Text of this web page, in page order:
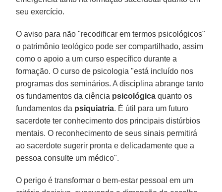
seu exercício.
O aviso para não "recodificar em termos psicológicos"
o patrimônio teológico pode ser compartilhado, assim
como o apoio a um curso específico durante a
formação. O curso de psicologia "está incluído nos
programas dos seminários. A disciplina abrange tanto
os fundamentos da ciência psicológica quanto os
fundamentos da psiquiatria. É útil para um futuro
sacerdote ter conhecimento dos principais distúrbios
mentais. O reconhecimento de seus sinais permitirá
ao sacerdote sugerir pronta e delicadamente que a
pessoa consulte um médico".
O perigo é transformar o bem-estar pessoal em um